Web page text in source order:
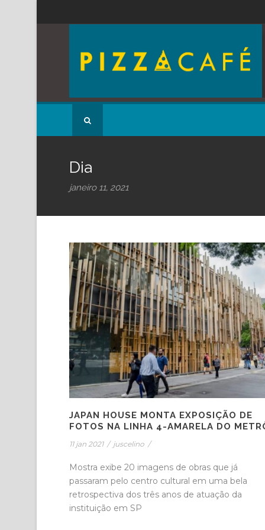
Dia
janeiro 11, 2021
JAPAN HOUSE MONTA EXPOSIÇÃO DE
FOTOS NA LINHA 4-AMARELA DO
11 jan 2021 / juscelino /
Mostra exibe 20 imagens de obras que já
passaram pelo centro cultural em uma bela
retrospectiva dos três anos de atuação da
instituição em SP